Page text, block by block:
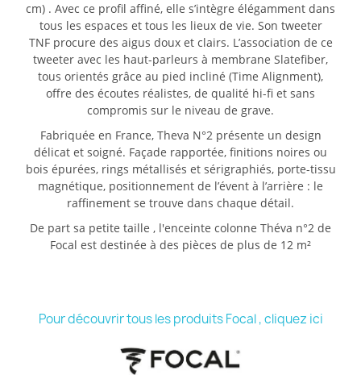
cm) . Avec ce profil affiné, elle s’intègre élégamment dans
tous les espaces et tous les lieux de vie. Son tweeter
TNF procure des aigus doux et clairs. L’association de ce
tweeter avec les haut-parleurs à membrane Slatefiber,
tous orientés grâce au pied incliné (Time Alignment),
offre des écoutes réalistes, de qualité hi-fi et sans
compromis sur le niveau de grave.
Fabriquée en France, Theva N°2 présente un design
délicat et soigné. Façade rapportée, finitions noires ou
bois épurées, rings métallisés et sérigraphiés, porte-tissu
magnétique, positionnement de l’évent à l’arrière : le
raffinement se trouve dans chaque détail.
De part sa petite taille , l'enceinte colonne Théva n°2 de
Focal est destinée à des pièces de plus de 12 m²
Pour découvrir tous les produits Focal , cliquez ici